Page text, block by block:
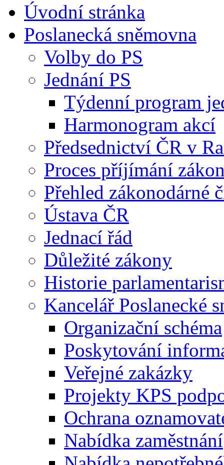
Úvodní stránka
Poslanecká sněmovna
Volby do PS
Jednání PS
Týdenní program
Harmonogram akcí
Předsednictví ČR v
Proces příjímání
Přehled zákonodárné
Ústava ČR
Jednací řád
Důležité zákony
Historie
Kancelář Poslanecké
Organizační schéma
Poskytování
Veřejné zakázky
Projekty KPS
Ochrana
Nabídka zaměstnání